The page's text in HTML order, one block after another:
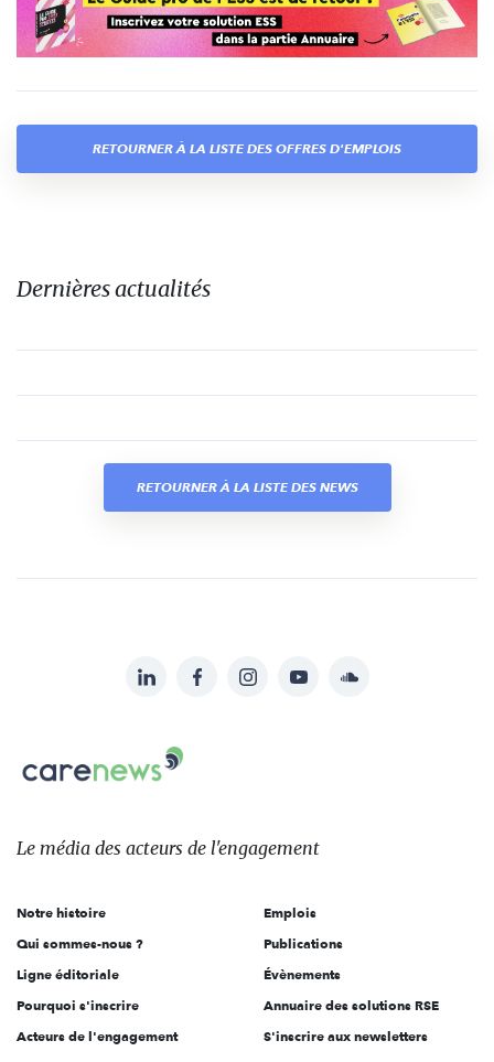
RETOURNER À LA LISTE DES OFFRES D'EMPLOIS
Dernières actualités
RETOURNER À LA LISTE DES NEWS
sur:
LinkedInFacebookInstagramYouTubeSoundcloud
Le
des
l'engagement
Le média des acteurs de l'engagement
Notre histoire
Qui sommes-nous ?
Ligne éditoriale
Pourquoi s'inscrire
Acteurs de l'engagement
Emplois
Publications
Évènements
Annuaire des solutions RSE
S'inscrire aux newsletters